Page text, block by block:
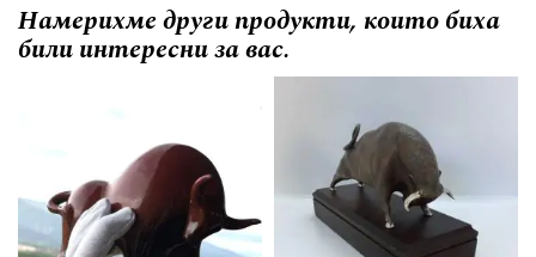
Намерихме други продукти, които биха
били интересни за вас.